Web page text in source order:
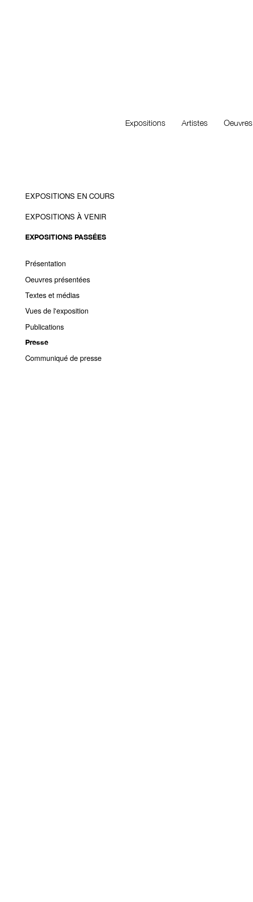
Expositions Artistes Oeuvres
EXPOSITIONS EN COURS
EXPOSITIONS À VENIR
EXPOSITIONS PASSÉES
Présentation
Oeuvres présentées
Textes et médias
Vues de l'exposition
Publications
Presse
Communiqué de presse